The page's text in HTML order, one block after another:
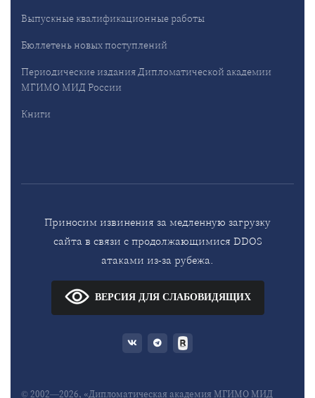
Выпускные квалификационные работы
Бюллетень новых поступлений
Периодические издания Дипломатической академии
МГИМО МИД России
Книги
Приносим извинения за медленную загрузку
сайта в связи с продолжающимися DDOS
атаками из-за рубежа.
ВЕРСИЯ ДЛЯ СЛАБОВИДЯЩИХ
© 2002—2026, «Дипломатическая академия МГИМО МИД